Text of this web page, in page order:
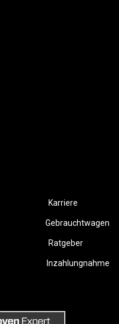
Karriere
Gebrauchtwagen
Ratgeber
Inzahlungnahme